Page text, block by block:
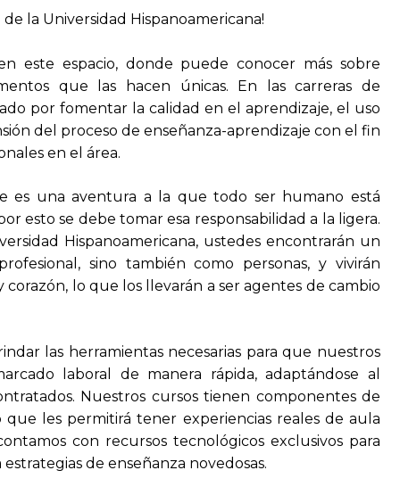
la Universidad Hispanoamericana!
este espacio, donde puede conocer más sobre
que las hacen únicas. En las carreras de
por fomentar la calidad en el aprendizaje, el uso
del proceso de enseñanza-aprendizaje con el fin
en el área.
es una aventura a la que todo ser humano está
esto se debe tomar esa responsabilidad a la ligera.
Hispanoamericana, ustedes encontrarán un
sino también como personas, y vivirán
lo que los llevarán a ser agentes de cambio
las herramientas necesarias para que nuestros
laboral de manera rápida, adaptándose al
Nuestros cursos tienen componentes de
que les permitirá tener experiencias reales de aula
con recursos tecnológicos exclusivos para
de enseñanza novedosas.